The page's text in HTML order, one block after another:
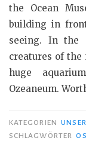
the Ocean
building in
seeing. In the
creatures of the
huge
Ozeaneum.
KATEGORIEN
SCHLAGWÖRTER